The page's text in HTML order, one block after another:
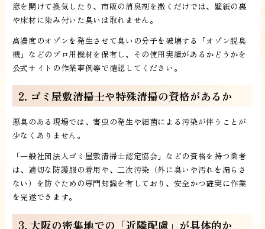
窓を開けて換気したり、市販の消臭剤を撒くだけでは、壁紙の裏
や床材に染み付いた臭いは取れません。
高濃度のオゾンを発生させて臭いの分子を破壊する「オゾン脱臭
機」などのプロ用機材を保有し、その使用実績があるかどうかを
公式サイトの作業事例等で確認してください。
2. ゴミ屋敷清掃士や特殊清掃の資格があるか
悪臭のある現場では、害虫の発生や細菌による汚染が伴うことが
少なくありません。
「一般社団法人ゴミ屋敷清掃士認定協会」などの資格を持つ業者
は、適切な防護服の着用や、二次汚染（外に臭いや汚れを漏らさ
ない）を防ぐための専門知識を有しており、安全かつ確実に作業
を完遂できます。
3. 大阪の密集地での「近隣配慮」が具体的か